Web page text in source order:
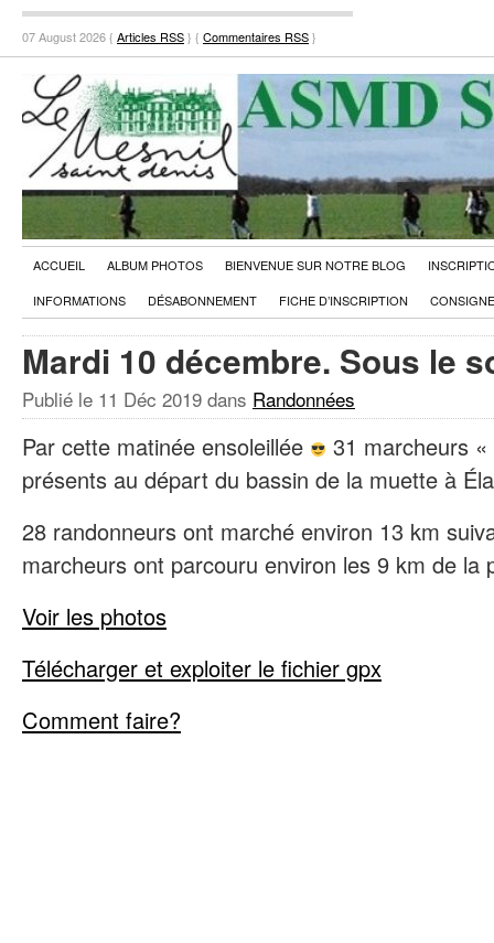
07 August 2026 { Articles RSS} { Commentaires RSS}
ACCUEIL ALBUM PHOTOS BIENVENUE SUR NOTRE BLOG
INFORMATIONS
DÉSABONNEMENT FICHE D’INSCRIPTION
Mardi 10 décembre. Sous le
Publié le 11 Déc 2019 dans Randonnées
Par cette matinée ensoleillée
31 marcheurs
présents au départ du bassin de la muette à
28 randonneurs ont marché environ 13 km
marcheurs ont parcouru environ les 9 km de la
Voir les photos
Télécharger et exploiter le fichier gpx
Comment faire?